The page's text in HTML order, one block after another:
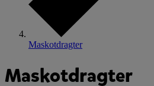
Maskotdragter
Maskotdragter